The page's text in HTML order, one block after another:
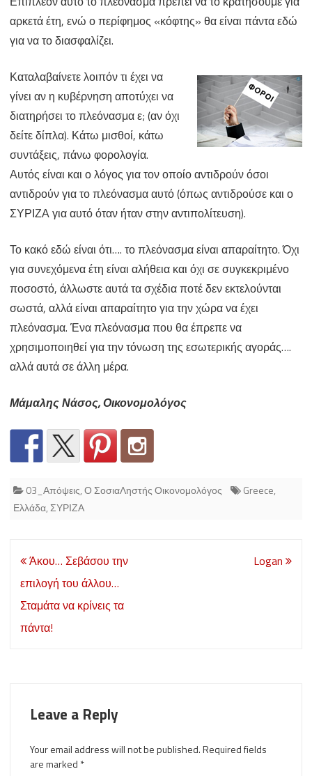
αρκετά έτη, ενώ ο περίφημος «κόφτης» θα είναι πάντα εδώ
για να το διασφαλίζει.
Καταλαβαίνετε λοιπόν τι έχει να
γίνει αν η κυβέρνηση αποτύχει να
διατηρήσει το πλεόνασμα ε; (αν όχι
δείτε δίπλα). Κάτω μισθοί, κάτω
συντάξεις, πάνω φορολογία.
Αυτός είναι και ο λόγος για τον οποίο αντιδρούν όσοι
αντιδρούν για το πλεόνασμα αυτό (όπως αντιδρούσε και ο
ΣΥΡΙΖΑ για αυτό όταν ήταν στην αντιπολίτευση).
Το κακό εδώ είναι ότι…. το πλεόνασμα είναι απαραίτητο. Όχι
για συνεχόμενα έτη είναι αλήθεια και όχι σε συγκεκριμένο
ποσοστό, άλλωστε αυτά τα σχέδια ποτέ δεν εκτελούνται
σωστά, αλλά είναι απαραίτητο για την χώρα να έχει
πλεόνασμα. Ένα πλεόνασμα που θα έπρεπε να
χρησιμοποιηθεί για την τόνωση της εσωτερικής αγοράς….
αλλά αυτά σε άλλη μέρα.
Μάμαλης Νάσος, Οικονομολόγος
03_Απόψεις,Ο ΣοσιαΛηστής Οικονομολόγος Greece,
Ελλάδα,ΣΥΡΙΖΑ
Post
navigation
Άκου… Σεβάσου την
επιλογή του άλλου…
Σταμάτα να κρίνεις τα
πάντα!
Logan
Leave a Reply
Your email address will not be published.Required fields
are marked *